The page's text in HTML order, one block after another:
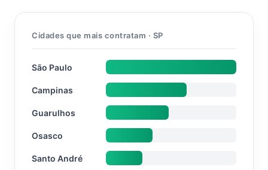
Cidades que mais contratam · SP
São Paulo
Campinas
Guarulhos
Osasco
Santo André